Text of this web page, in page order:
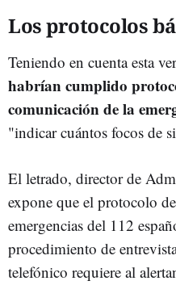
Los protocolos
Teniendo en cuenta esta
habrían cumplido
comunicación de la
"indicar cuántos focos de
El letrado, director de
expone que el protocolo
emergencias del 112
procedimiento de
telefónico requiere al